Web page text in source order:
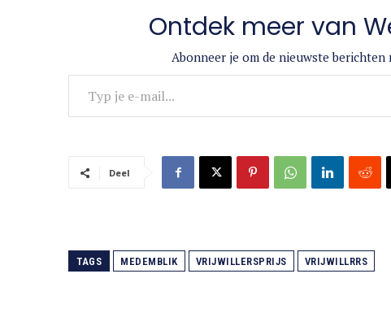
Ontdek meer van
Abonneer je om de nieuwste
Typ je e-mail...
Deel
TAGS MEDEMBLIK VRIJWILLERSPRIJS VRIJWILLRRS